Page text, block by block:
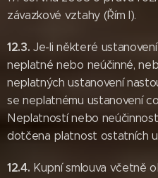
závazkové vztahy (Řím I).
12.3.Je-li některé
neplatné nebo neúčinné,
neplatných ustanovení
se neplatnému ustanovení
Neplatností nebo
dotčena platnost ostatních
12.4. Kupní smlouva včetně